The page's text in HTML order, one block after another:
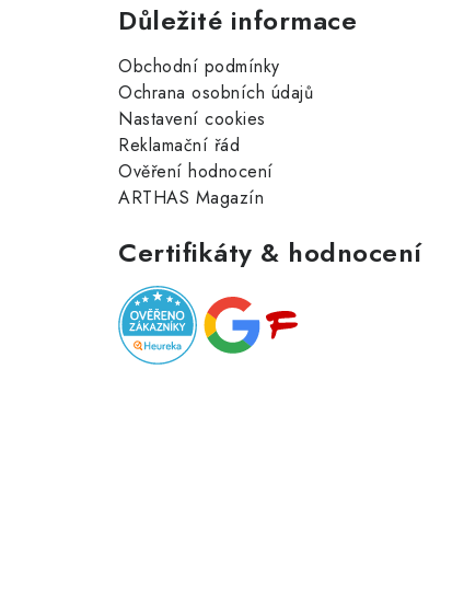
Důležité informace
Obchodní podmínky
Ochrana osobních údajů
Nastavení cookies
Reklamační řád
Ověření hodnocení
ARTHAS Magazín
Certifikáty & hodnocení